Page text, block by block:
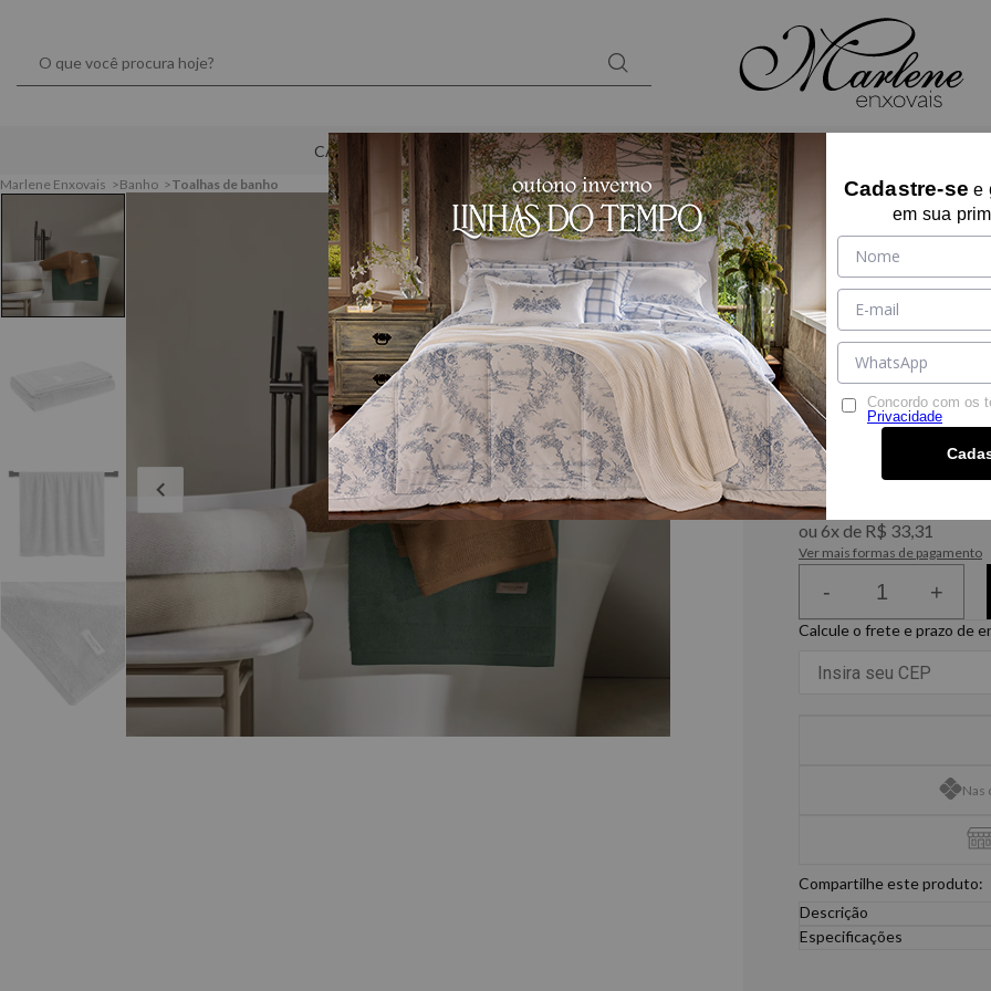
CAMA MESA BANHO KIDS PRESENTES
Marlene Enxovais Banho Toalhas de banho
TOALHA DE
86CM X 1,50M
00225
Tamanho:GIGANTE
GIGANTE
Cor: GELO
Por: R$ 199,90
ou 6x de R$ 33,31
R$ 189,90
Ver mais formas de pagamento
- +
Calcule o frete e prazo de
Nas
Compartilhe este produto:
Descrição
A Toalha de Banho
Especificações
Cadastre-se e
em sua
Concordo com os
Privacidade